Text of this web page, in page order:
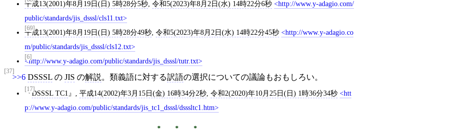
平成13(2001)年8月19日(日) 5時28分5秒 令和5(2023)年8月2日(水) 14時22分6秒
http://www.y-adagio.com/
public/standards/jis_dsssl/cls11.txt
[69]
平成13(2001)年8月19日(日) 5時28分49秒 令和5(2023)年8月2日(水) 14時22分45秒
http://www.y-adagio.co
m/public/standards/jis_dsssl/cls12.txt
[6]http://www.y-adagio.com/public/standards/jis_dsssl/tutr.txt
[37]
>>6 DSSSL の JIS の解説 。類義語に対する訳語の選択についての議論もおもしろい。
[17]DSSSL TC1 平成14(2002)年3月15日(金) 16時34分2秒 令和2(2020)年10月25日(日) 1時36分34秒
htt
p://www.y-adagio.com/public/standards/jis_tc1_dsssl/dsssltc1.htm